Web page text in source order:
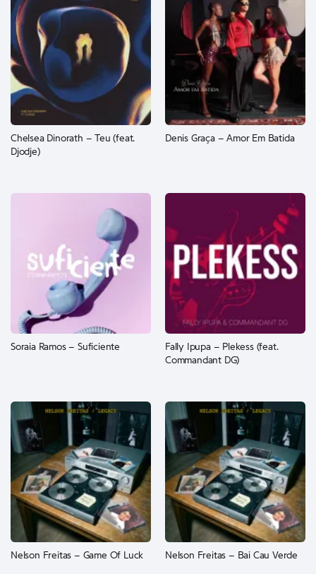
Chelsea Dinorath – Teu (feat.
Djodje)
Denis Graça – Amor Em Batida
Soraia Ramos – Suficiente
Fally Ipupa – Plekess (feat.
Commandant DG)
Nelson Freitas – Game Of Luck Nelson Freitas – Bai Cau Verde